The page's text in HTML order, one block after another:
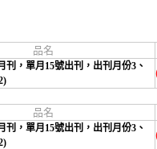
品名
刊，單月15號出刊，出刊月份3、
品名
刊，單月15號出刊，出刊月份3、